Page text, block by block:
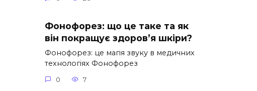
Фонофорез: що це таке та як
він покращує здоров’я шкіри?
Фонофорез: це магія звуку в медичних
технологіях Фонофорез
0 7